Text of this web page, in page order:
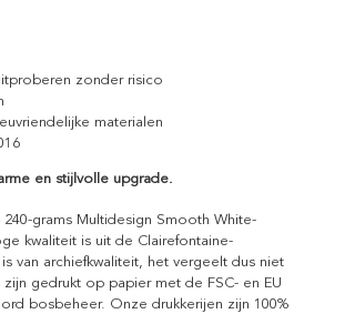
zonder risico
materialen
en stijlvolle upgrade.
grams Multidesign Smooth White-
kwaliteit is uit de Clairefontaine-
van archiefkwaliteit, het vergeelt dus niet
gedrukt op papier met de FSC- en EU
bosbeheer. Onze drukkerijen zijn 100%